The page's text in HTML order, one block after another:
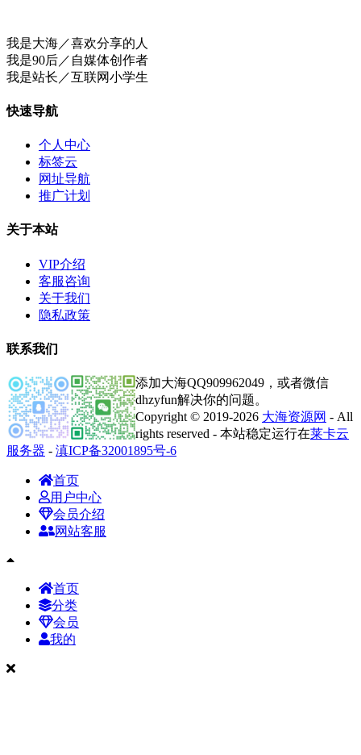
我是大海／喜欢分享的人
我是90后／自媒体创作者
我是站长／互联网小学生
快速导航
个人中心
标签云
网址导航
推广计划
关于本站
VIP介绍
客服咨询
关于我们
隐私政策
联系我们
添加大海QQ909962049，或者微信
dhzyfun解决你的问题。
Copyright © 2019-2026 大海资源网 - All
rights reserved - 本站稳定运行在莱卡云
服务器 - 滇ICP备32001895号-6
首页
用户中心
会员介绍
网站客服
首页
分类
会员
我的